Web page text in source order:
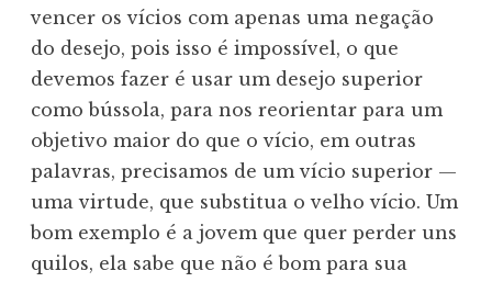
vencer os vícios com apenas uma negação
do desejo, pois isso é impossível, o que
devemos fazer é usar um desejo superior
como bússola, para nos reorientar para um
objetivo maior do que o vício, em outras
palavras, precisamos de um vício superior —
uma virtude, que substitua o velho vício. Um
bom exemplo é a jovem que quer perder uns
quilos, ela sabe que não é bom para sua